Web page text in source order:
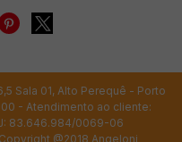
Sala 01, Alto Perequê - Porto
- Atendimento ao cliente:
83.646.984/0069-06
@2018 Angeloni